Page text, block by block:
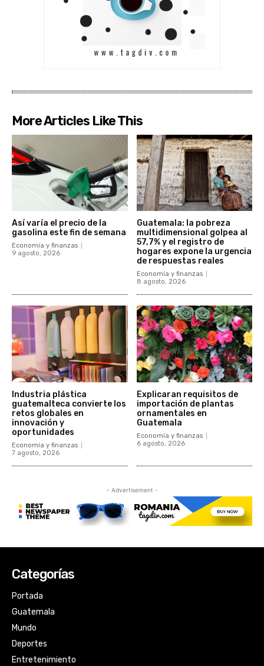
Categorías
Portada
Guatemala
Mundo
Deportes
Entretenimiento